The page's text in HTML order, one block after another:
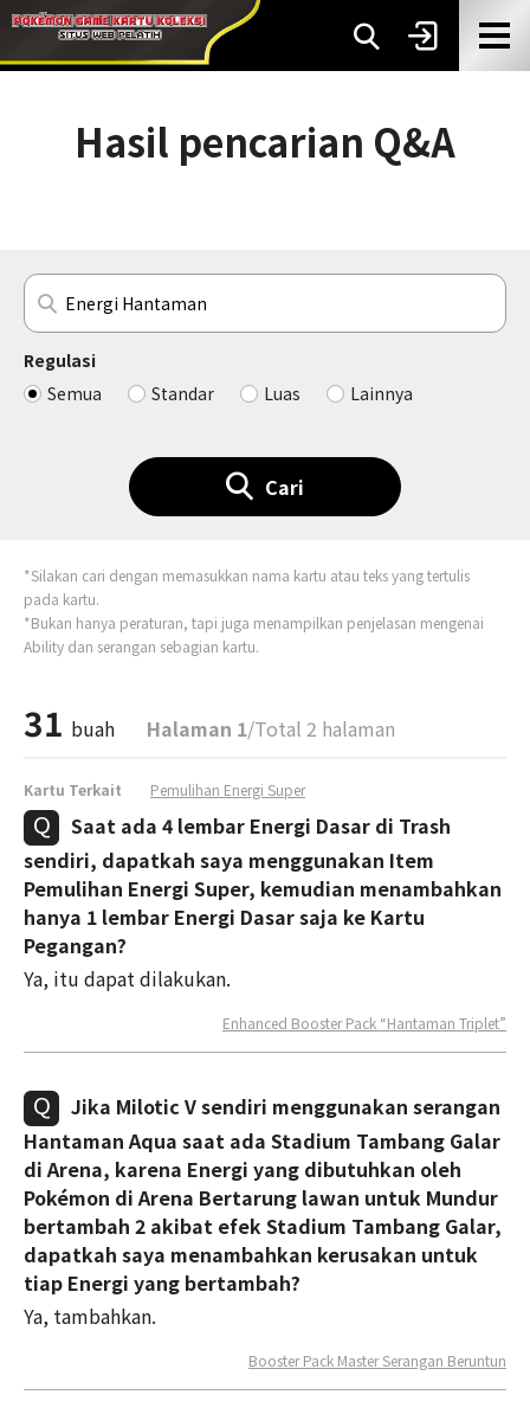
Hasil pencarian Q&A
Regulasi
Semua
Standar Luas Lainnya
Cari
*Silakan cari dengan memasukkan nama kartu atau teks yang tertulis
pada kartu.
*Bukan hanya peraturan, tapi juga menampilkan penjelasan mengenai
Ability dan serangan sebagian kartu.
31 buah Halaman 1/Total 2 halaman
Kartu Terkait Pemulihan Energi Super
Saat ada 4 lembar Energi Dasar di Trash
sendiri, dapatkah saya menggunakan Item
Pemulihan Energi Super, kemudian menambahkan
hanya 1 lembar Energi Dasar saja ke Kartu
Pegangan?
Ya, itu dapat dilakukan.
Enhanced Booster Pack “Hantaman Triplet”
Jika Milotic V sendiri menggunakan serangan
Hantaman Aqua saat ada Stadium Tambang Galar
di Arena, karena Energi yang dibutuhkan oleh
Pokémon di Arena Bertarung lawan untuk Mundur
bertambah 2 akibat efek Stadium Tambang Galar,
dapatkah saya menambahkan kerusakan untuk
tiap Energi yang bertambah?
Ya, tambahkan.
Booster Pack Master Serangan Beruntun